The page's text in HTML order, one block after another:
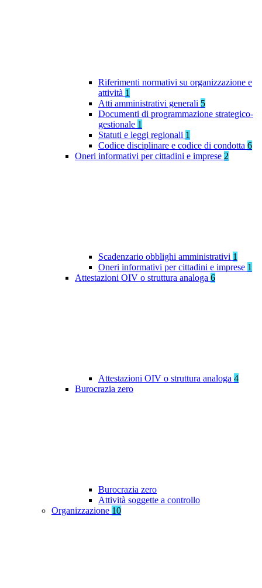
Riferimenti normativi su organizzazione e
attività 1
Atti amministrativi generali 5
Documenti di programmazione strategico-
gestionale 1
Statuti e leggi regionali 1
Codice disciplinare e codice di condotta 6
Oneri informativi per cittadini e imprese 2
Scadenzario obblighi amministrativi 1
Oneri informativi per cittadini e imprese 1
Attestazioni OIV o struttura analoga 6
Attestazioni OIV o struttura analoga 4
Burocrazia zero
Burocrazia zero
Attività soggette a controllo
Organizzazione 10